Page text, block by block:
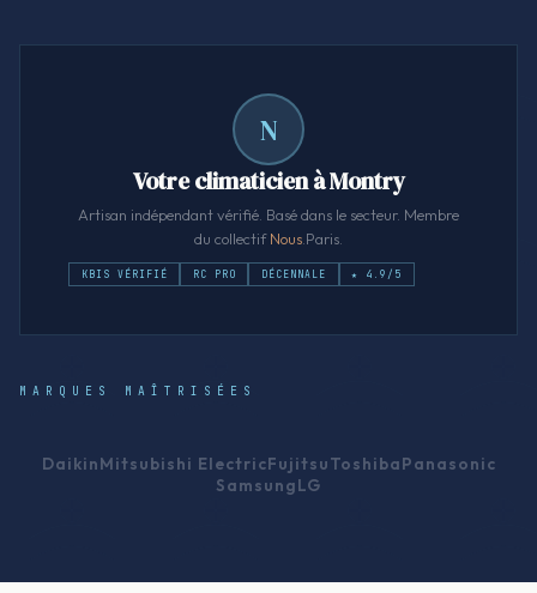
N
Votre climaticien à Montry
Artisan indépendant vérifié. Basé dans le secteur. Membre
du collectifNous.Paris.
KBIS VÉRIFIÉ RC PRO DÉCENNALE ★ 4.9/5
MARQUES MAÎTRISÉES
DaikinMitsubishi ElectricFujitsuToshibaPanasonic
SamsungLG